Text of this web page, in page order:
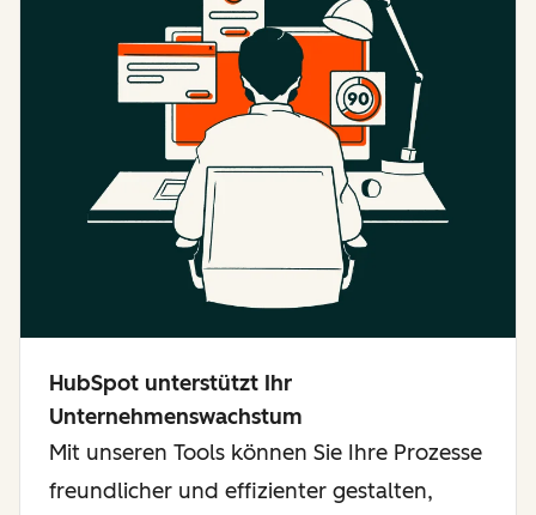
HubSpot unterstützt Ihr
Unternehmenswachstum
Mit unseren Tools können Sie Ihre Prozesse
freundlicher und effizienter gestalten,